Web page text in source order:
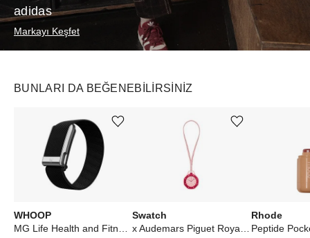
adidas
Markayı Keşfet
BUNLARI DA BEĞENEBILIRSINIZ
WHOOP
MG Life Health and Fitness Tracker 12‑Month Membership Obsidian Titanium
Ürünü istek listesine ekle veya listeden çıkar
Swatch
x Audemars Piguet Royal Pop Lépine Otto Rosso
Ürünü istek listesine ekle veya listeden çıkar
Rhode